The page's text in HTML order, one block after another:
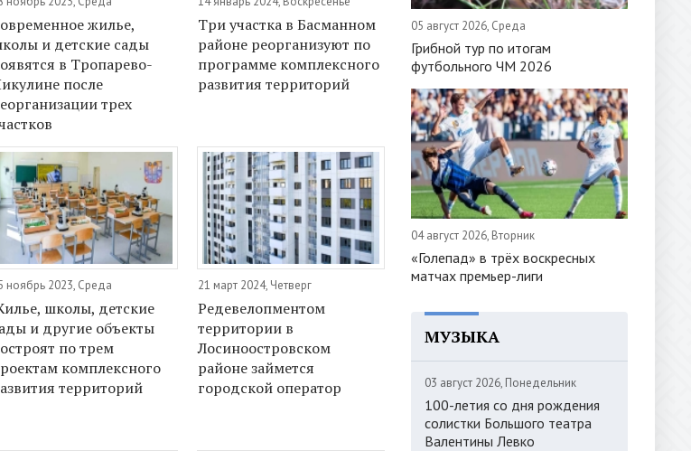
жилье,
и детские сады
в Тропарево-
после
трех
Три участка в Басманном
районе реорганизуют по
программе комплексного
развития территорий
ноябрь 2023, Среда
школы, детские
и другие объекты
по трем
комплексного
территорий
21 март 2024, Четверг
Редевелопментом
территории в
Лосиноостровском
районе займется
городской оператор
05 август 2026, Среда
Грибной тур по итогам
футбольного ЧМ 2026
04 август 2026, Вторник
«Голепад» в трёх воскресных
матчах премьер-лиги
МУЗЫКА
03 август 2026, Понедельник
100-летия со дня рождения
солистки Большого театра
Валентины Левко